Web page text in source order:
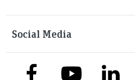
Social Media
link to facebooklink to youtubelink